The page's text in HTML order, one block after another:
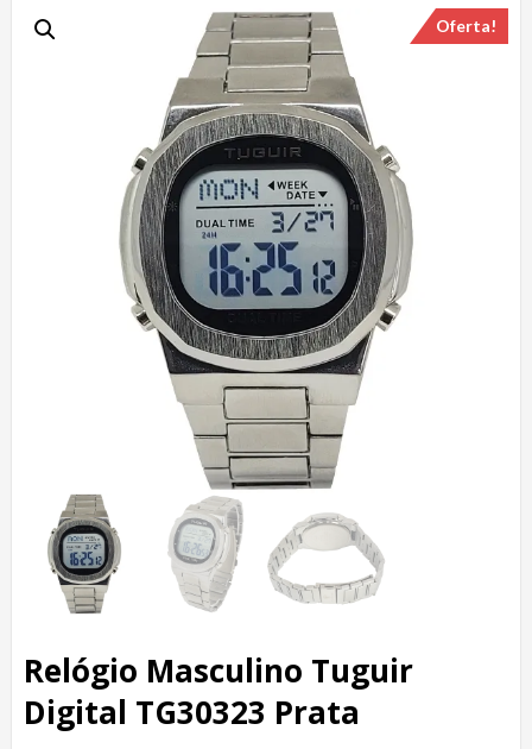
Oferta!
Relógio Masculino Tuguir
Digital TG30323 Prata